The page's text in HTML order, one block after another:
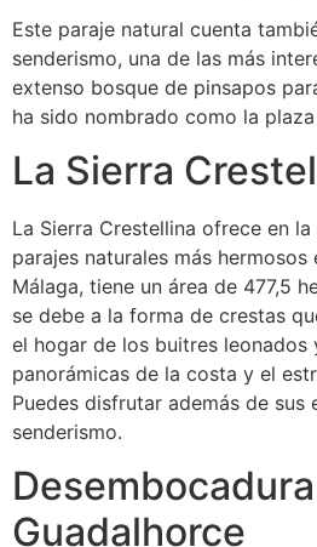
Este paraje natural cuenta
senderismo, una de las más
extenso bosque de pinsapos
ha sido nombrado como la
La Sierra
La Sierra Crestellina ofrece en
parajes naturales más hermosos
Málaga, tiene un área de 477,5
se debe a la forma de crestas
el hogar de los buitres leonados
panorámicas de la costa y el
Puedes disfrutar además de sus
senderismo.
Guadalhorce